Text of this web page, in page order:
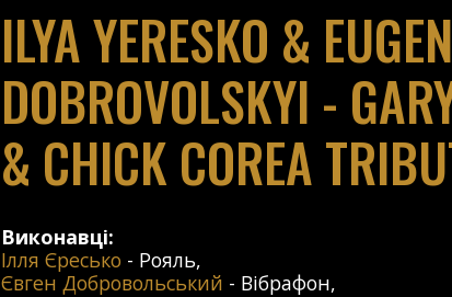
ILYA YERESKO &
DOBROVOLSKYI -
& CHICK COREA
Виконавці:
Ілля Єресько - Рояль,
Євген Добровольський - Вібрафон,